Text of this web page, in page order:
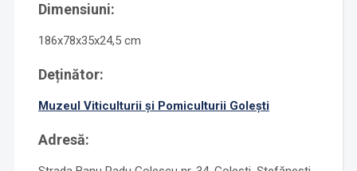
Dimensiuni:
186x78x35x24,5 cm
Deținător:
Muzeul Viticulturii şi Pomiculturii Goleşti
Adresă: